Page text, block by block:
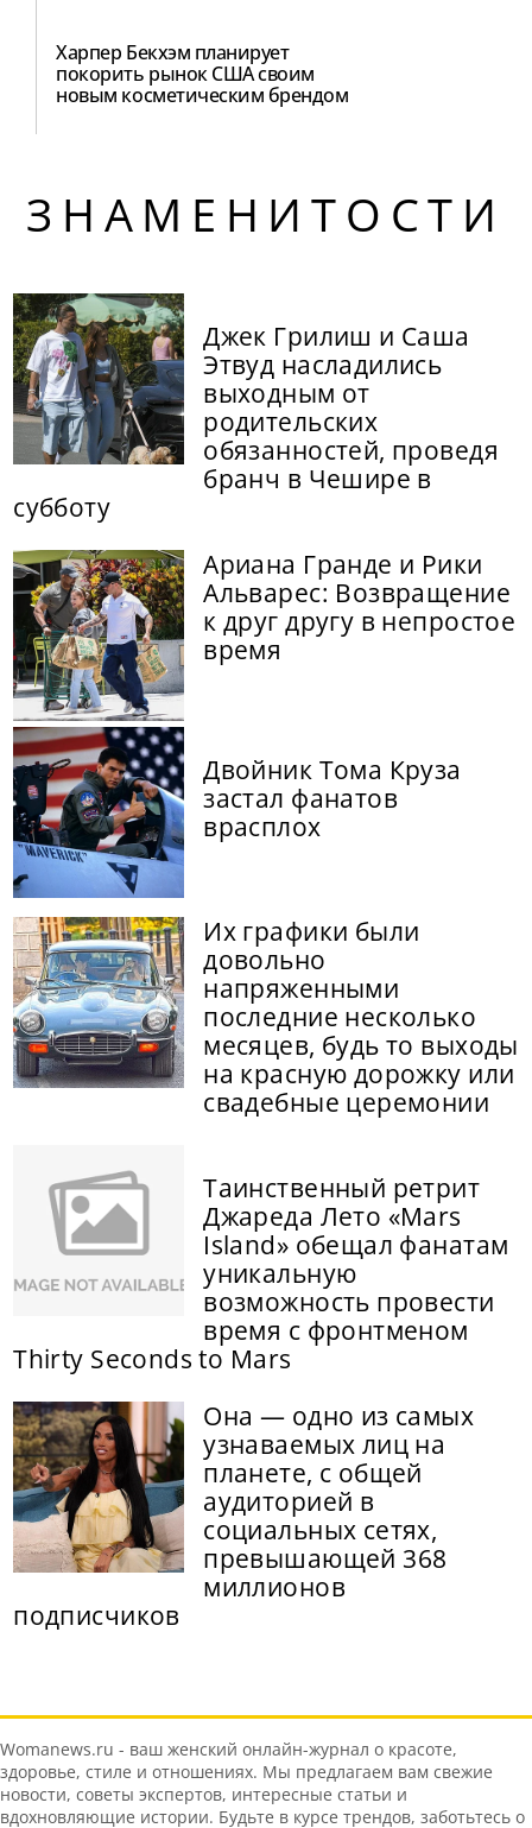
Харпер Бекхэм планирует
покорить рынок США своим
новым косметическим брендом
ЗНАМЕНИТОСТИ
Джек Грилиш и Саша
Этвуд насладились
выходным от
родительских
обязанностей, проведя
бранч в Чешире в
субботу
Ариана Гранде и Рики
Альварес: Возвращение
к друг другу в непростое
время
Двойник Тома Круза
застал фанатов
врасплох
Их графики были
довольно
напряженными
последние несколько
месяцев, будь то выходы
на красную дорожку или
свадебные церемонии
Таинственный ретрит
Джареда Лето «Mars
Island» обещал фанатам
уникальную
возможность провести
время с фронтменом
Thirty Seconds to Mars
Она — одно из самых
узнаваемых лиц на
планете, с общей
аудиторией в
социальных сетях,
превышающей 368
миллионов
подписчиков
Womanews.ru - ваш женский онлайн-журнал о красоте,
здоровье, стиле и отношениях. Мы предлагаем вам свежие
новости, советы экспертов, интересные статьи и
вдохновляющие истории. Будьте в курсе трендов, заботьтесь о